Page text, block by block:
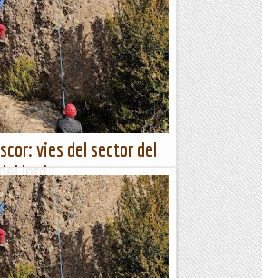
vies del sector del
lord
Lord (Sant Llorenç de
túnel. Al marge sud hi ha un
es troben escaladors – de fet